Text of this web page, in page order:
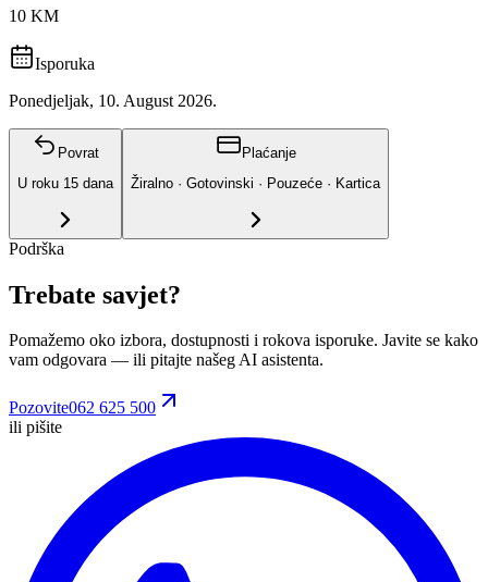
10 KM
Isporuka
Ponedjeljak, 10. August 2026.
Povrat
U roku 15 dana
Plaćanje
Žiralno · Gotovinski · Pouzeće · Kartica
Podrška
Trebate savjet?
Pomažemo oko izbora, dostupnosti i rokova isporuke. Javite se kako
vam odgovara — ili pitajte našeg AI asistenta.
Pozovite062 625 500
ili pišite